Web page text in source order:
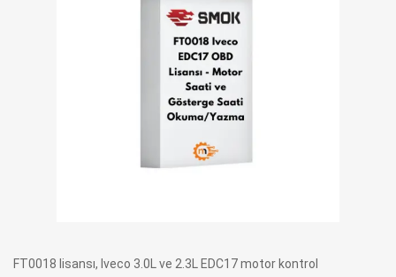
FT0018 lisansı, Iveco 3.0L ve 2.3L EDC17 motor kontrol